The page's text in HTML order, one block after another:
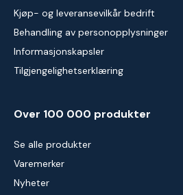
Kjøp- og leveransevilkår bedrift
Behandling av personopplysninger
Informasjonskapsler
Tilgjengelighetserklæring
Over 100 000 produkter
Se alle produkter
Varemerker
Nyheter